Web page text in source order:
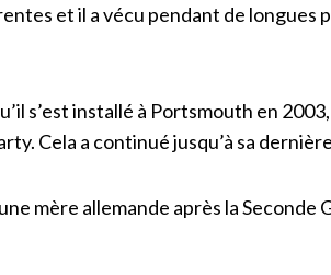
et il a vécu pendant de longues
s’est installé à Portsmouth en
Cela a continué jusqu’à sa
mère allemande après la Seconde